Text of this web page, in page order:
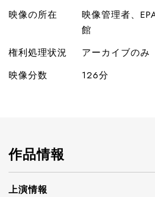
映像の所在
映像管理者、
館
権利処理状況
アーカイブのみ
映像分数
126分
作品情報
上演情報